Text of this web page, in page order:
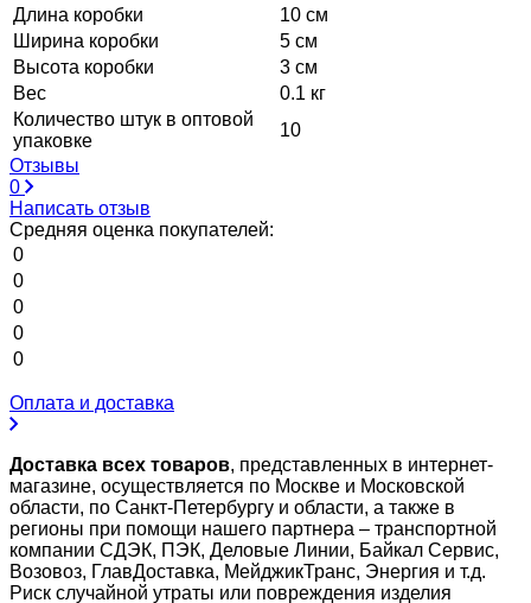
Длина коробки
10 см
Ширина коробки
5 см
Высота коробки
3 см
Вес
0.1 кг
Количество штук в оптовой
упаковке
10
Отзывы
0
Написать отзыв
Средняя оценка покупателей:
0
0
0
0
0
Оплата и доставка
Доставка всех товаров, представленных в интернет-
магазине, осуществляется по Москве и Московской
области, по Санкт-Петербургу и области, а также в
регионы при помощи нашего партнера – транспортной
компании СДЭК, ПЭК, Деловые Линии, Байкал Сервис,
Возовоз, ГлавДоставка, МейджикТранс, Энергия и т.д.
Риск случайной утраты или повреждения изделия